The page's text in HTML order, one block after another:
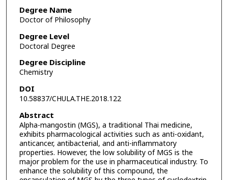
Degree Name
Doctor of Philosophy
Degree Level
Doctoral Degree
Degree Discipline
Chemistry
DOI
10.58837/CHULA.THE.2018.122
Abstract
Alpha-mangostin (MGS), a traditional Thai medicine,
exhibits pharmacological activities such as anti-oxidant,
anticancer, antibacterial, and anti-inflammatory
properties. However, the low solubility of MGS is the
major problem for the use in pharmaceutical industry. To
enhance the solubility of this compound, the